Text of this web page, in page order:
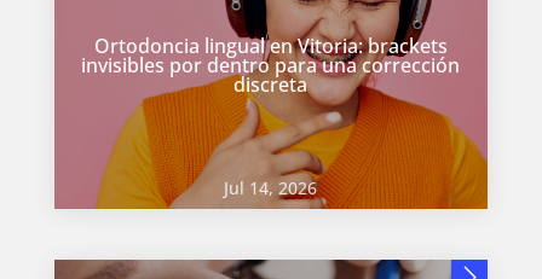
Ortodoncia lingual en Vitoria: brackets
invisibles por dentro para una corrección
discreta
Jul 14, 2026